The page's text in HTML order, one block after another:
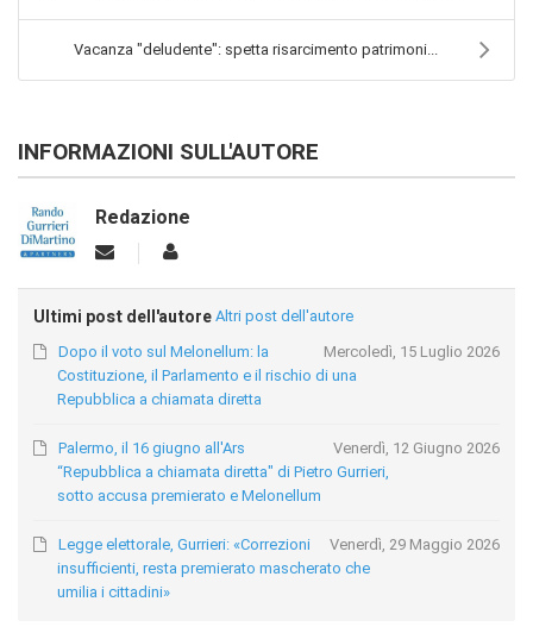
Vacanza "deludente": spetta risarcimento patrimoni...
INFORMAZIONI SULL'AUTORE
Redazione
Ultimi post dell'autore Altri post dell'autore
Mercoledì, 15 Luglio 2026
Dopo il voto sul Melonellum: la
Costituzione, il Parlamento e il rischio di una
Repubblica a chiamata diretta
Venerdì, 12 Giugno 2026
Palermo, il 16 giugno all'Ars
“Repubblica a chiamata diretta" di Pietro Gurrieri,
sotto accusa premierato e Melonellum
Venerdì, 29 Maggio 2026
Legge elettorale, Gurrieri: «Correzioni
insufficienti, resta premierato mascherato che
umilia i cittadini»